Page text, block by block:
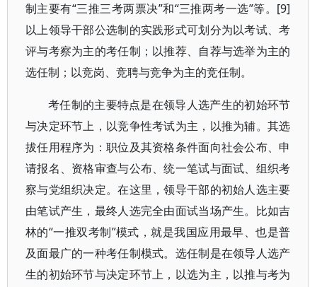
制主要有“三推三考两票决”和“三推两考一选”等。[9]
以上领导干部公选制的实践形式可划分为以考试、考
评与考察为主的考任制；以推荐、自荐与选举为主的
选任制；以竞岗、竞聘与竞争为主的竞任制。
考任制的主要特点是在领导人选产生的初始环节
与决定环节上，以竞争性考试为主，以推为辅。其选
拔任用程序为：职位及其资格条件面向社会公布、申
请报名、资格审查与公布、统一笔试与面试、组织考
察与党组织决定。在这里，领导干部的初始人选主要
由笔试产生，最终人选完全由面试当场产生。比如吉
林的“一推双考制”模式，就是我国应用最早、也是普
及面最广的一种考任制模式。选任制是在领导人选产
生的初始环节与决定环节上，以选为主，以推与考为